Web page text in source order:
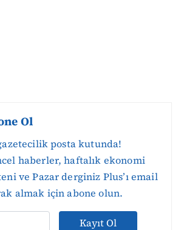
Ol
posta kutunda!
haberler, haftalık ekonomi
ve Pazar derginiz Plus’ı email
almak için abone olun.
Kayıt Ol